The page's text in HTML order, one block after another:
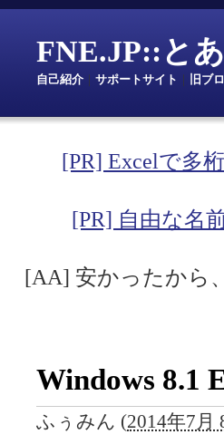
FNE.JP::と
自己紹介 サポートサイト 旧ブ
[PR] Excelで多
[PR] 自由な名
[AA] 安かったから
Windows 8.1
ふぅみん (2014年7月